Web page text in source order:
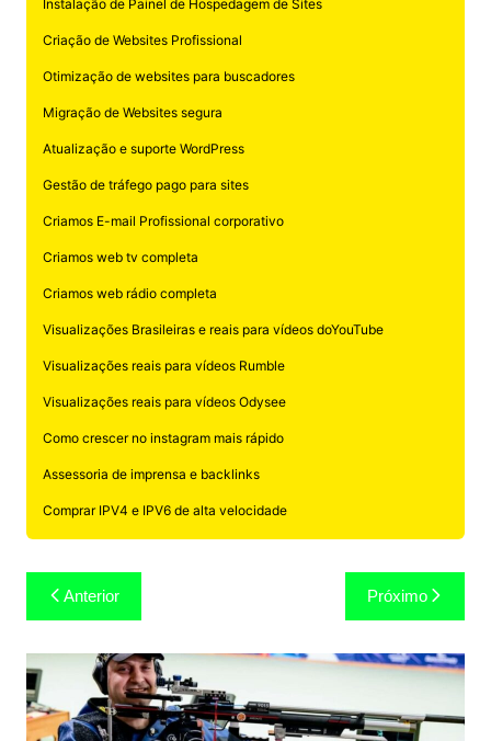
Instalação de Painel de Hospedagem de Sites
Criação de Websites Profissional
Otimização de websites para buscadores
Migração de Websites segura
Atualização e suporte WordPress
Gestão de tráfego pago para sites
Criamos E-mail Profissional corporativo
Criamos web tv completa
Criamos web rádio completa
Visualizações Brasileiras e reais para vídeos doYouTube
Visualizações reais para vídeos Rumble
Visualizações reais para vídeos Odysee
Como crescer no instagram mais rápido
Assessoria de imprensa e backlinks
Comprar IPV4 e IPV6 de alta velocidade
Navegação
de
Post
Anterior Próximo